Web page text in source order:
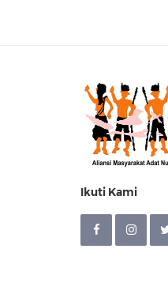
Ikuti Kami